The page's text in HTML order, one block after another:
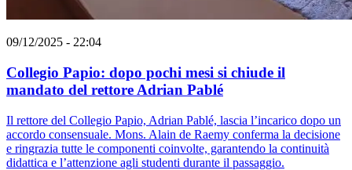
09/12/2025 - 22:04
Collegio Papio: dopo pochi mesi si chiude il
mandato del rettore Adrian Pablé
Il rettore del Collegio Papio, Adrian Pablé, lascia l’incarico dopo un
accordo consensuale. Mons. Alain de Raemy conferma la decisione
e ringrazia tutte le componenti coinvolte, garantendo la continuità
didattica e l’attenzione agli studenti durante il passaggio.